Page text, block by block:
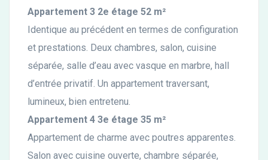
Appartement 3 2e étage 52 m²
Identique au précédent en termes de configuration
et prestations. Deux chambres, salon, cuisine
séparée, salle d’eau avec vasque en marbre, hall
d’entrée privatif. Un appartement traversant,
lumineux, bien entretenu.
Appartement 4 3e étage 35 m²
Appartement de charme avec poutres apparentes.
Salon avec cuisine ouverte, chambre séparée,